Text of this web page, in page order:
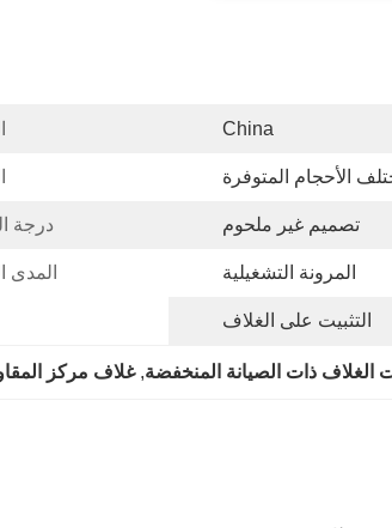
China
الأحجام المتوفرة
تصميم غير ملحوم درجة
المرونة التشغيلية المدى
التثبيت على الغلاف
الغلاف ذات الصيانة المنخفضة, غلاف مركز